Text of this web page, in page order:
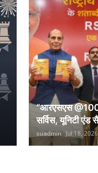
“आरएसएस
सर्विस, यूनिटी एंड
suadmin Jul 18, 2026